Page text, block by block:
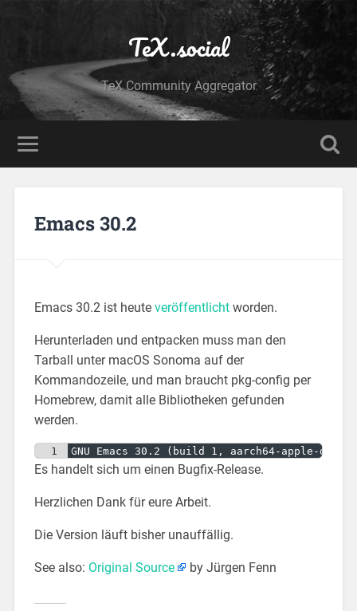
TeX.social
TeX Community Aggregator
Emacs 30.2
Emacs 30.2 ist heute veröffentlichtworden.
Herunterladen und entpacken muss man den
Tarball unter macOS Sonoma auf der
Kommandozeile, und man braucht pkg-config per
Homebrew, damit alle Bibliotheken gefunden
werden.
1 GNU Emacs 30.2 (build 1, aarch64-apple-
Es handelt sich um einen Bugfix-Release.
Herzlichen Dank für eure Arbeit.
Die Version läuft bisher unauffällig.
See also: Original Source by Jürgen Fenn